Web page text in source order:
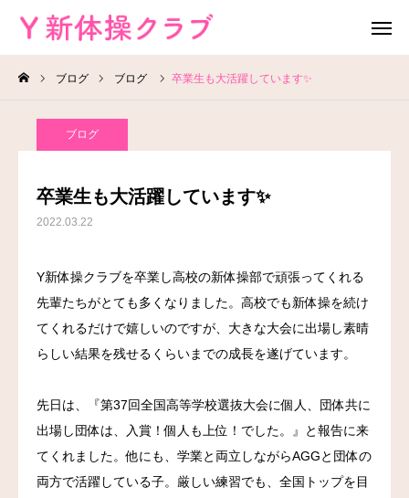
ブログ ブログ 卒業生も大活躍しています✨
ブログ
卒業生も大活躍しています✨
2022.03.22
Y新体操クラブを卒業し高校の新体操部で頑張ってくれる
先輩たちがとても多くなりました。高校でも新体操を続け
てくれるだけで嬉しいのですが、大きな大会に出場し素晴
らしい結果を残せるくらいまでの成長を遂げています。
先日は、『第37回全国高等学校選抜大会に個人、団体共に
出場し団体は、入賞！個人も上位！でした。』と報告に来
てくれました。他にも、学業と両立しながらAGGと団体の
両方で活躍している子。厳しい練習でも、全国トップを目
無料体験
HOME
教室概要
よくある質問
ブログ